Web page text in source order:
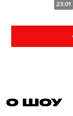
23:01
О ШОУ